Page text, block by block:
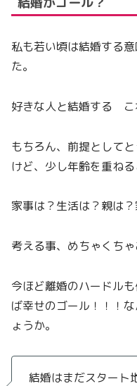
私も若い頃は結婚する
た。
好きな人と結婚する こ
もちろん、前提として
けど、少し年齢を重ねる
家事は？生活は？親は
考える事、めちゃくち
今ほど離婚のハードル
ば幸せのゴール！！！
ょうか。
結婚はまだスタート